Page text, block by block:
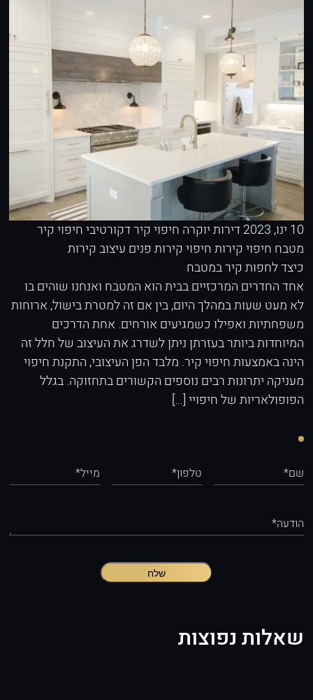
10 ינו, 2023 דירות יוקרה חיפוי קיר דקורטיביחיפוי קיר
מטבח חיפוי קירותחיפוי קירות פנים עיצוב קירות
כיצד לחפות קיר במטבח
אחד החדרים המרכזיים בבית הוא המטבח ואנחנו שוהים בו
לא מעט שעות במהלך היום, בין אם זה למטרת בישול, ארוחות
משפחתיות ואפילו כשמגיעים אורחים. אחת הדרכים
המיוחדות ביותר בעזרתן ניתן לשדרג את העיצוב של חלל זה
הינה באמצעות חיפוי קיר. מלבד הפן העיצובי, התקנת חיפוי
מעניקה יתרונות רבים נוספים הקשורים בתחזוקה. בגלל
הפופולאריות של חיפויי […]
שם* טלפון* מייל*
הודעה*
שלח
שאלות נפוצות